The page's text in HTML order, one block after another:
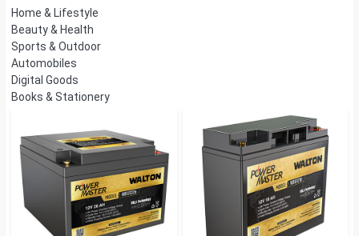
Home & Lifestyle
Beauty & Health
Sports & Outdoor
Automobiles
Digital Goods
Books & Stationery